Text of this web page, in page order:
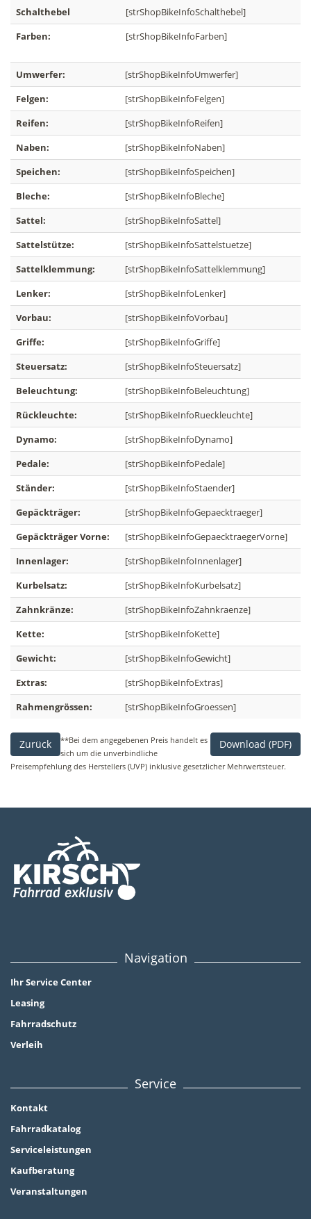
Schalthebel
[strShopBikeInfoSchalthebel]
Farben:
[strShopBikeInfoFarben]
Umwerfer:
[strShopBikeInfoUmwerfer]
Felgen:
[strShopBikeInfoFelgen]
Reifen:
[strShopBikeInfoReifen]
Naben:
[strShopBikeInfoNaben]
Speichen:
[strShopBikeInfoSpeichen]
Bleche:
[strShopBikeInfoBleche]
Sattel:
[strShopBikeInfoSattel]
Sattelstütze:
[strShopBikeInfoSattelstuetze]
Sattelklemmung:
[strShopBikeInfoSattelklemmung]
Lenker:
[strShopBikeInfoLenker]
Vorbau:
[strShopBikeInfoVorbau]
Griffe:
[strShopBikeInfoGriffe]
Steuersatz:
[strShopBikeInfoSteuersatz]
Beleuchtung:
[strShopBikeInfoBeleuchtung]
Rückleuchte:
[strShopBikeInfoRueckleuchte]
Dynamo:
[strShopBikeInfoDynamo]
Pedale:
[strShopBikeInfoPedale]
Ständer:
[strShopBikeInfoStaender]
Gepäckträger:
[strShopBikeInfoGepaecktraeger]
Gepäckträger Vorne:
[strShopBikeInfoGepaecktraegerVorne]
Innenlager:
[strShopBikeInfoInnenlager]
Kurbelsatz:
[strShopBikeInfoKurbelsatz]
Zahnkränze:
[strShopBikeInfoZahnkraenze]
Kette:
[strShopBikeInfoKette]
Gewicht:
[strShopBikeInfoGewicht]
Extras:
[strShopBikeInfoExtras]
Rahmengrössen:
[strShopBikeInfoGroessen]
Zurück Download (PDF)
**Bei dem angegebenen Preis handelt es
sich um die unverbindliche
Preisempfehlung des Herstellers (UVP) inklusive gesetzlicher Mehrwertsteuer.
Navigation
Ihr Service Center
Leasing
Fahrradschutz
Verleih
Service
Kontakt
Fahrradkatalog
Serviceleistungen
Kaufberatung
Veranstaltungen